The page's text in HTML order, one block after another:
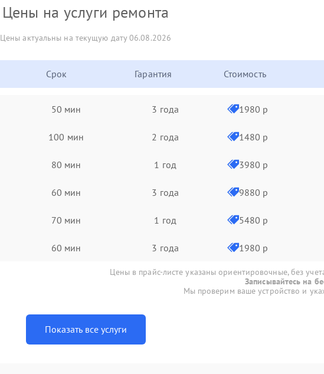
Цены на услуги ремонта
Цены актуальны на текущую дату 06.08.2026
Срок Гарантия Стоимость
50 мин 3 года 1980 р
100 мин 2 года 1480 р
80 мин 1 год 3980 р
60 мин 3 года 9880 р
70 мин 1 год 5480 р
60 мин 3 года 1980 р
Цены в прайс-листе указаны ориентировочные, без
Записывайтесь на
Мы проверим ваше устройство и
Показать все услуги